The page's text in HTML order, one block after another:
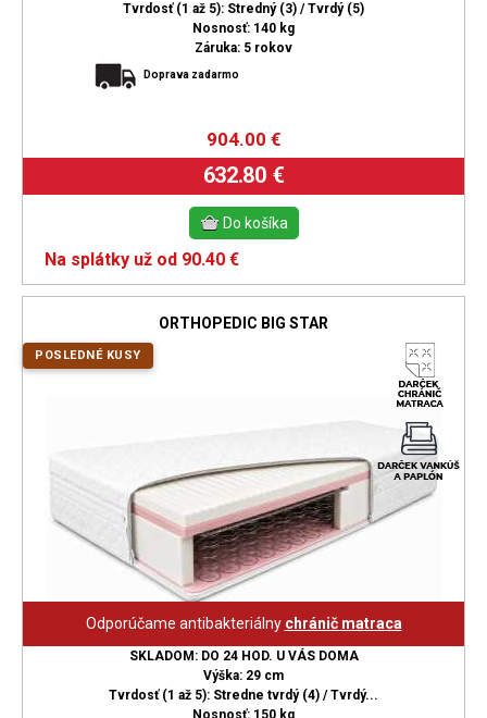
Tvrdosť (1 až 5): Stredný (3) / Tvrdý (5)
Nosnosť: 140 kg
Záruka: 5 rokov
Doprava zadarmo
904.00 €
632.80 €
Na splátky už od 90.40 €
ORTHOPEDIC BIG STAR
POSLEDNÉ KUSY
Odporúčame antibakteriálny chránič matraca
SKLADOM: DO 24 HOD. U VÁS DOMA
Výška: 29 cm
Tvrdosť (1 až 5): Stredne tvrdý (4) / Tvrdý...
Nosnosť: 150 kg